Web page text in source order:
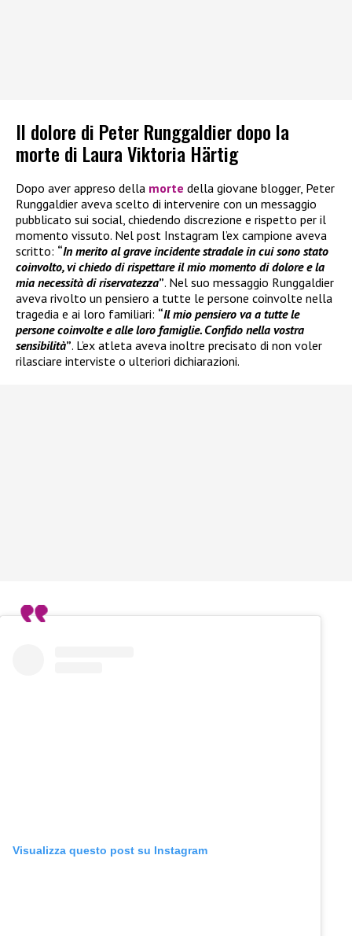
Il dolore di Peter Runggaldier dopo la
morte di Laura Viktoria Härtig
Dopo aver appreso della morte della giovane blogger, Peter
Runggaldier aveva scelto di intervenire con un messaggio
pubblicato sui social, chiedendo discrezione e rispetto per il
momento vissuto. Nel post Instagram l’ex campione aveva
scritto: “In merito al grave incidente stradale in cui sono stato
coinvolto, vi chiedo di rispettare il mio momento di dolore e la
mia necessità di riservatezza”. Nel suo messaggio Runggaldier
aveva rivolto un pensiero a tutte le persone coinvolte nella
tragedia e ai loro familiari: “Il mio pensiero va a tutte le
persone coinvolte e alle loro famiglie. Confido nella vostra
sensibilità”. L’ex atleta aveva inoltre precisato di non voler
rilasciare interviste o ulteriori dichiarazioni.
Visualizza questo post su Instagram